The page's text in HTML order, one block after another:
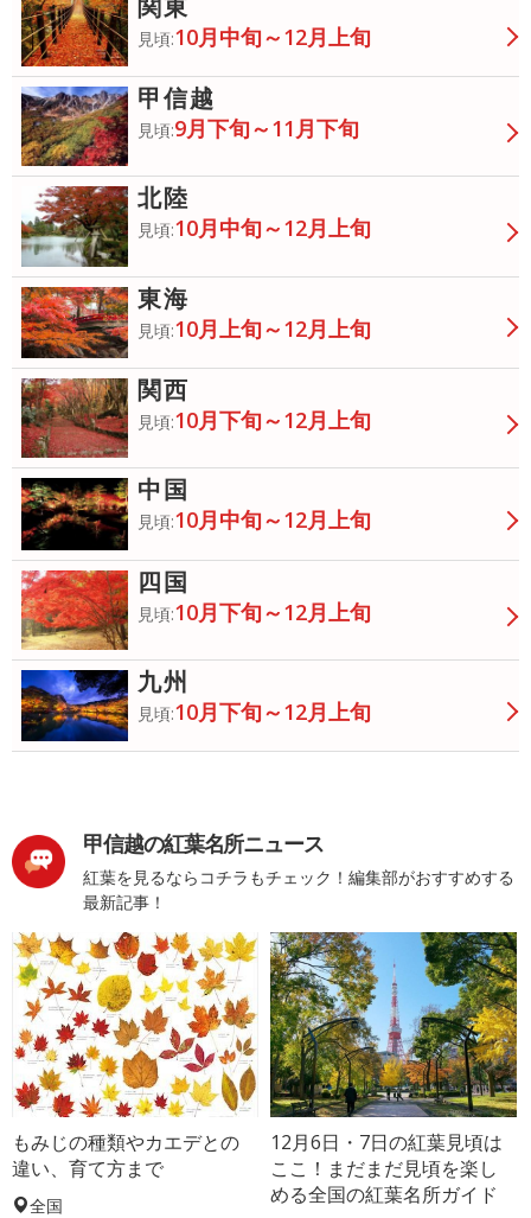
見頃:10月中旬～12月上旬
甲信越
見頃:9月下旬～11月下旬
北陸
見頃:10月中旬～12月上旬
東海
見頃:10月上旬～12月上旬
関西
見頃:10月下旬～12月上旬
中国
見頃:10月中旬～12月上旬
四国
見頃:10月下旬～12月上旬
九州
見頃:10月下旬～12月上旬
甲信越の紅葉名所ニュース
紅葉を見るならコチラもチェック！編集部がおすすめする
最新記事！
もみじの種類やカエデとの
違い、育て方まで
全国
12月6日・7日の紅葉見頃は
ここ！まだまだ見頃を楽し
める全国の紅葉名所ガイド